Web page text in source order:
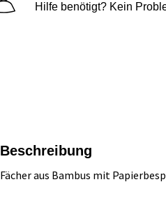
Hilfe benötigt? Kein
Beschreibung
Fächer aus Bambus mit